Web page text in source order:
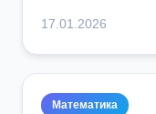
17.01.2026
Математика